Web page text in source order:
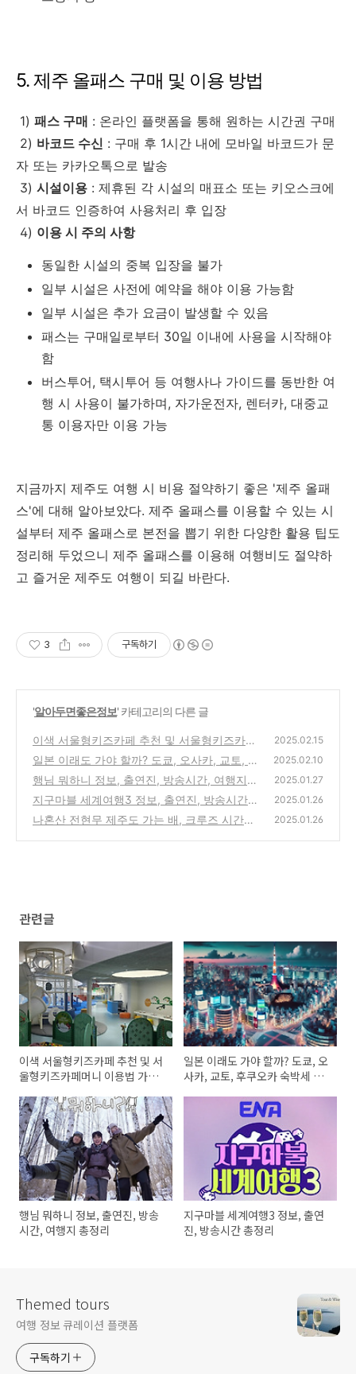
5. 제주 올패스 구매 및 이용 방법
1) 패스 구매 : 온라인 플랫폼을 통해 원하는 시간권 구매
2) 바코드 수신 : 구매 후 1시간 내에 모바일 바코드가 문
자 또는 카카오톡으로 발송
3) 시설이용 : 제휴된 각 시설의 매표소 또는 키오스크에
서 바코드 인증하여 사용처리 후 입장
4) 이용 시 주의 사항
동일한 시설의 중복 입장을 불가
일부 시설은 사전에 예약을 해야 이용 가능함
일부 시설은 추가 요금이 발생할 수 있음
패스는 구매일로부터 30일 이내에 사용을 시작해야
함
버스투어, 택시투어 등 여행사나 가이드를 동반한 여
행 시 사용이 불가하며, 자가운전자, 렌터카, 대중교
통 이용자만 이용 가능
지금까지 제주도 여행 시 비용 절약하기 좋은 '제주 올패
스'에 대해 알아보았다. 제주 올패스를 이용할 수 있는 시
설부터 제주 올패스로 본전을 뽑기 위한 다양한 활용 팁도
정리해 두었으니 제주 올패스를 이용해 여행비도 절약하
고 즐거운 제주도 여행이 되길 바란다.
3 구독하기
'알아두면좋은정보' 카테고리의 다른 글
이색 서울형키즈카페 추천 및 서울형키즈카페
머니 이용법 가이드
(0)
2025.02.15
일본 이래도 가야 할까? 도쿄, 오사카, 교토, 후
쿠오카 숙박세 부과 도시 총정리
(0)
2025.02.10
행님 뭐하니 정보, 출연진, 방송시간, 여행지
총정리
(0)
2025.01.27
지구마블 세계여행3 정보, 출연진, 방송시간
총정리
(0)
2025.01.26
나혼산 전현무 제주도 가는 배, 크루즈 시간부
2025.01.26
관련글
이색 서울형키즈카페 추천 및 서
울형키즈카페머니 이용법 가이
일본 이래도 가야 할까? 도쿄, 오
사카, 교토, 후쿠오카 숙박세 부
행님 뭐하니 정보, 출연진, 방송
시간, 여행지 총정리
지구마블 세계여행3 정보, 출연
진, 방송시간 총정리
Themed tours
여행 정보 큐레이션 플랫폼
구독하기